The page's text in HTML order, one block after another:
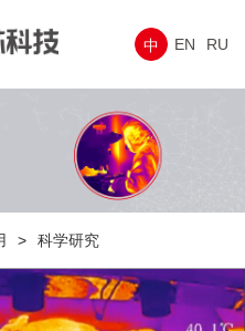
中 EN RU
> 科学研究